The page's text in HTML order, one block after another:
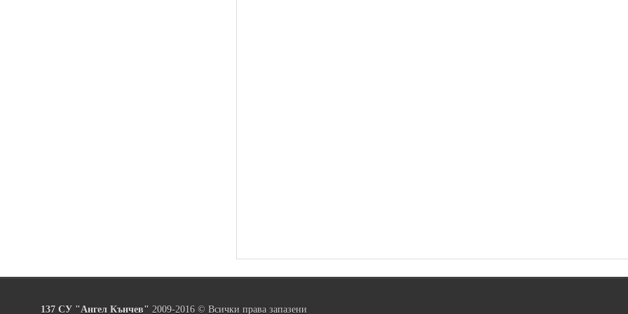
137 СУ "Ангел Кънчев" 2009-2016 © Всички права запазени